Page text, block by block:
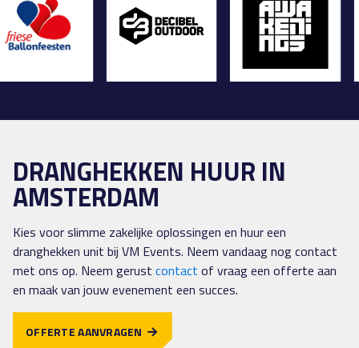
DRANGHEKKEN HUUR IN
AMSTERDAM
Kies voor slimme zakelijke oplossingen en huur een
dranghekken unit bij VM Events. Neem vandaag nog contact
met ons op. Neem gerust contact of vraag een offerte aan
en maak van jouw evenement een succes.
OFFERTE AANVRAGEN